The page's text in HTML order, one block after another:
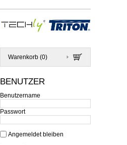
Warenkorb (0)
BENUTZER
Benutzername
Passwort
Angemeldet bleiben